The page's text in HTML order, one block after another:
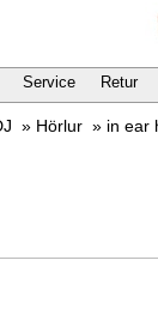
Service Retur
» Hörlur » in ear